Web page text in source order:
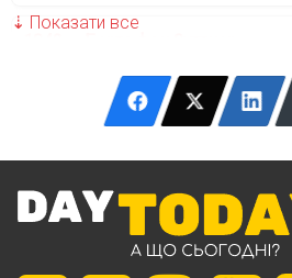
1812 — Йоганн Готфрід Ґалле
1781 — Джордж Стефенсон